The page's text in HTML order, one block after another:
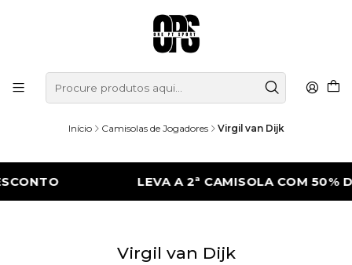
Início Camisolas de Jogadores Virgil van Dijk
LEVA A 2ª CAMISOLA COM 50% DE
Virgil van Dijk